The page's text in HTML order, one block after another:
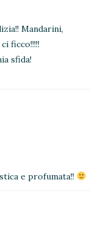
Mandarini,
ficco!!!!!
sfida!
e profumata!!